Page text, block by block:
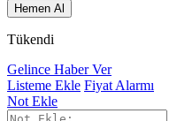
Hemen Al
Tükendi
Gelince Haber Ver
Listeme Ekle Fiyat Alarmı
Not Ekle